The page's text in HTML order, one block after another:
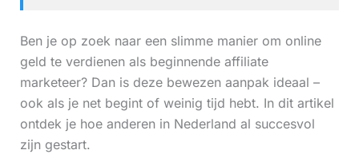
Ben je op zoek naar een slimme manier om online
geld te verdienen als beginnende affiliate
marketeer? Dan is deze bewezen aanpak ideaal –
ook als je net begint of weinig tijd hebt. In dit artikel
ontdek je hoe anderen in Nederland al succesvol
zijn gestart.